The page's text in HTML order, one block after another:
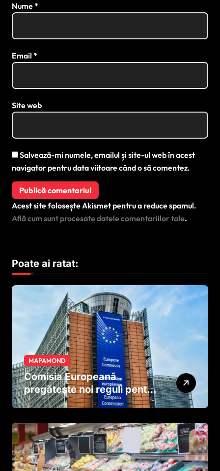
Nume*
Email *
Site web
Salvează-mi numele, emailul și site-ul web în acest
navigator pentru data viitoare când o să comentez.
Acest site folosește Akismet pentru a reduce spamul.
Află cum sunt procesate datele comentariilor tale.
Poate ai ratat:
MAPAMOND
Comisia Europeană
pregătește noi reguli pentru
tutun și țigările electronice